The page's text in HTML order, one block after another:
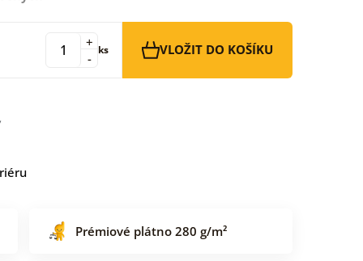
-
+ ks VLOŽIT DO KOŠÍKU
Prémiové plátno 280 g/m²